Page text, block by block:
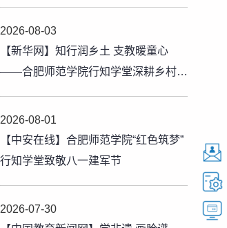
2026-08-03
【新华网】知行润乡土 支教暖童心
——合肥师范学院行知学堂深耕乡村育
2026-08-01
【中安在线】合肥师范学院“红色筑梦”
行知学堂致敬八一建军节
2026-07-30